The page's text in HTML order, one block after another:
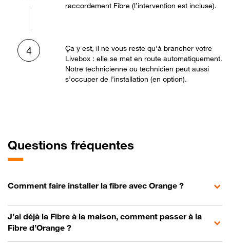
raccordement Fibre (l’intervention est incluse).
4
Ça y est, il ne vous reste qu’à brancher votre
Livebox : elle se met en route automatiquement.
Notre technicienne ou technicien peut aussi
s’occuper de l’installation (en option).
Questions fréquentes
Comment faire installer la fibre avec Orange ?
J’ai déjà la Fibre à la maison, comment passer à la
Fibre d’Orange ?